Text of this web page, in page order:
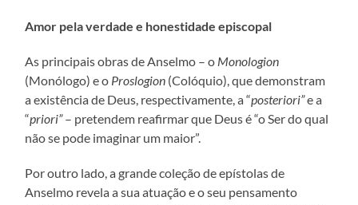
Amor pela verdade e honestidade episcopal
As principais obras de Anselmo – o Monologion
(Monólogo) e o Proslogion (Colóquio), que demonstram
a existência de Deus, respectivamente, a “posteriori”e a
“priori”– pretendem reafirmar que Deus é “o Ser do qual
não se pode imaginar um maior”.
Por outro lado, a grande coleção de epístolas de
Anselmo revela a sua atuação e o seu pensamento